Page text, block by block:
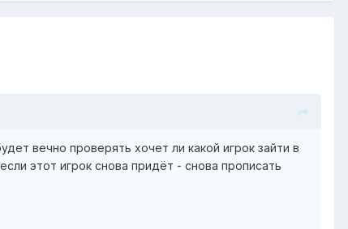
вечно проверять хочет ли какой игрок зайти в
этот игрок снова придёт - снова прописать